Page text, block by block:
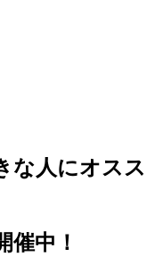
な人にオスス
催中！